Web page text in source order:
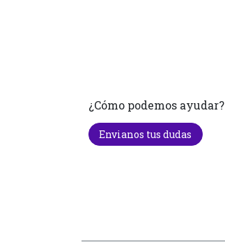
¿Cómo podemos ayudar?
Envianos tus dudas